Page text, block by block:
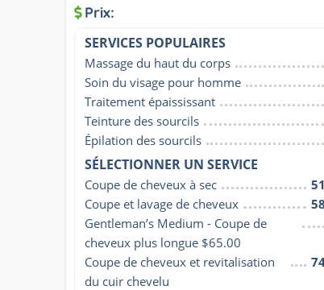
Prix:
SERVICES POPULAIRES
Massage du haut du corps
Soin du visage pour homme
Traitement épaississant
Teinture des sourcils
Épilation des sourcils
SÉLECTIONNER UN SERVICE
Coupe de cheveux à sec
Coupe et lavage de cheveux
Gentleman’s Medium - Coupe de
cheveux plus longue $65.00
Coupe de cheveux et revitalisation
du cuir chevelu